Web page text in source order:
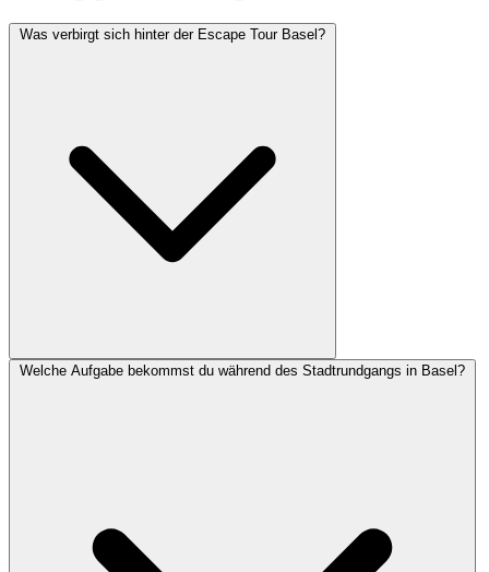
Was verbirgt sich hinter der Escape Tour Basel?
Welche Aufgabe bekommst du während des Stadtrundgangs in Basel?